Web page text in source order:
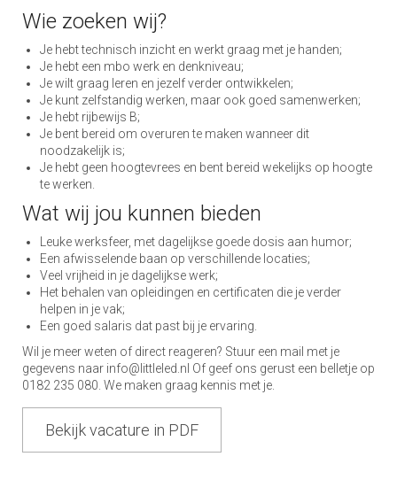
Wie zoeken wij?
Je hebt technisch inzicht en werkt graag met je handen;
Je hebt een mbo werk en denkniveau;
Je wilt graag leren en jezelf verder ontwikkelen;
Je kunt zelfstandig werken, maar ook goed samenwerken;
Je hebt rijbewijs B;
Je bent bereid om overuren te maken wanneer dit
noodzakelijk is;
Je hebt geen hoogtevrees en bent bereid wekelijks op hoogte
te werken.
Wat wij jou kunnen bieden
Leuke werksfeer, met dagelijkse goede dosis aan humor;
Een afwisselende baan op verschillende locaties;
Veel vrijheid in je dagelijkse werk;
Het behalen van opleidingen en certificaten die je verder
helpen in je vak;
Een goed salaris dat past bij je ervaring.
Wil je meer weten of direct reageren? Stuur een mail met je
gegevens naar info@littleled.nl Of geef ons gerust een belletje op
0182 235 080. We maken graag kennis met je.
Bekijk vacature in PDF